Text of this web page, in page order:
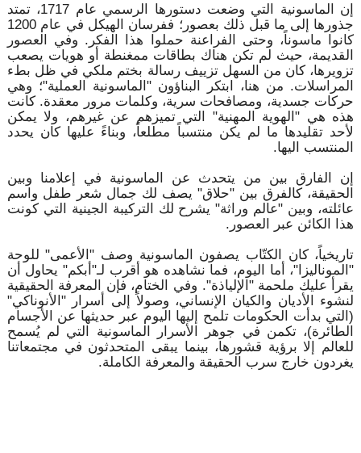
إن الماسونية التي وضعت دستورها الرسمي عام 1717، تمتد
جذورها إلى ما قبل ذلك بعصور؛ ففرسان الهيكل في عام 1200
كانوا ماسوناً، وحتى الفراعنة حملوا هذا الفكر. وفي العصور
القديمة، حيث لم تكن هناك بطاقات ممغنطة أو هويات يصعب
تزويرها، كان من السهل تزييف رسالة بختم ملكي في ظل بطء
المراسلات. من هنا، ابتكر البناؤون "الماسونية العملية"؛ وهي
حركات جسدية، ومصافحات سرية، وكلمات مرور معقدة. كانت
هذه هي "الهوية المهنية" التي تميزهم عن غيرهم، ولا يمكن
لأحد تقليدها ما لم يكن منتسباً مطلعاً، وبناءً عليها كان يحدد
المنتسب اليها.
إن الفارق بين من يتحدث عن الماسونية في إعلامنا وبين
الحقيقة، كالفرق بين "حلاق" يصف لك جمال شعر طفل واسم
عائلته، وبين "عالم وراثة" يشرح لك التركيبة الجينية التي كونت
هذا الكائن عبر العصور.
تاريخياً، كان الكتّاب يصفون الماسونية وصف "الأعمى" للوحة
"الموناليزا"، أما اليوم، فما نشاهده هو أقرب لـ"أبكم" يحاول أن
يقرأ عليك ملحمة "الإلياذة". وفي الختام، فإن المعرفة الحقيقية
لنشوء الأديان والكيان الإنساني، وصولاً إلى أسرار "الأنوناكي"
(التي بدأت الحكومات تلمح إليها اليوم عبر حديثها عن الأجسام
الطائرة)، تكمن في جوهر الأسرار الماسونية التي لم يُسمح
للعالم إلا برؤية قشورها، بينما يبقى المتحدثون في مجتمعاتنا
يغردون خارج سرب الحقيقة والمعرفة الكاملة.